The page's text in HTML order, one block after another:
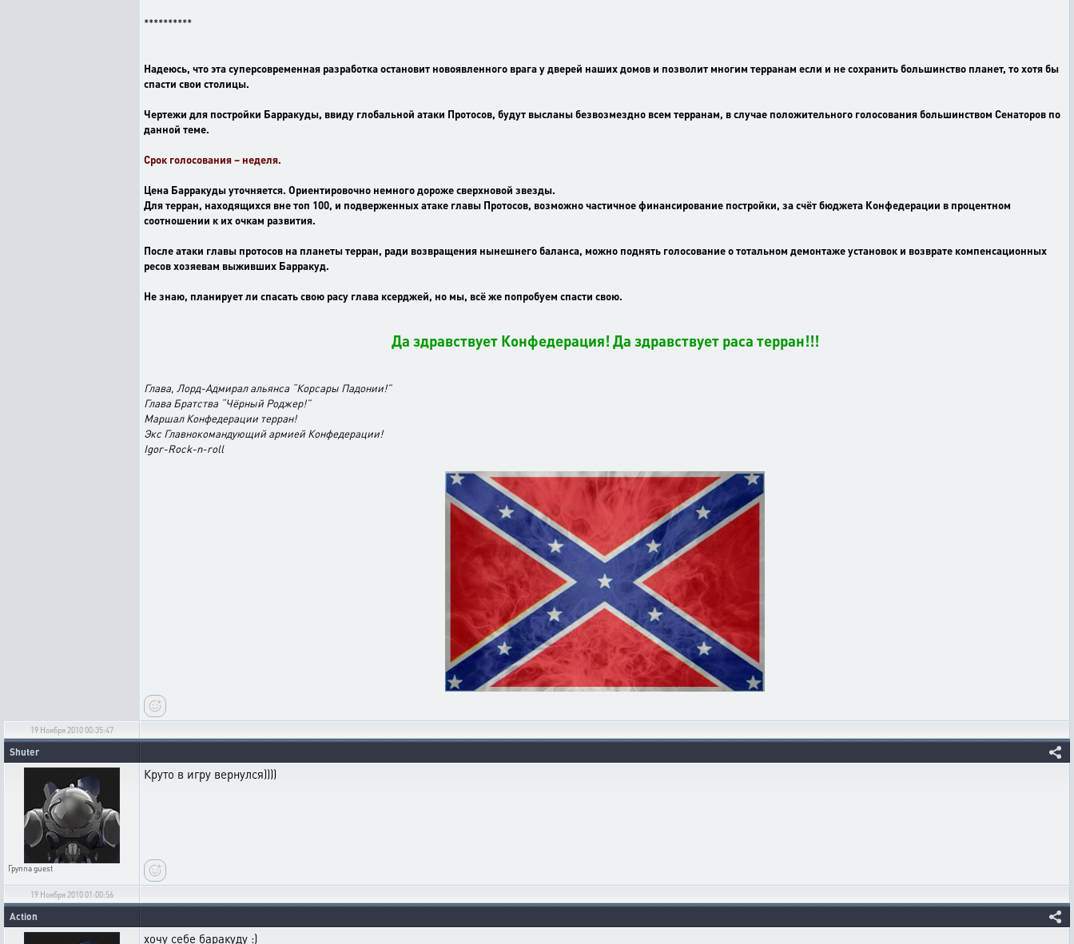
**********
Надеюсь, что эта суперсовременная разработка остановит новоявленного врага у дверей наших домов и позволит многим терранам если и не сохранить большинство планет, то хотя бы
спасти свои столицы.
Чертежи для постройки Барракуды, ввиду глобальной атаки Протосов, будут высланы безвозмездно всем терранам, в случае положительного голосования большинством Сенаторов по
данной теме.
Срок голосования – неделя.
Цена Барракуды уточняется. Ориентировочно немного дороже сверхновой звезды.
Для терран, находящихся вне топ 100, и подверженных атаке главы Протосов, возможно частичное финансирование постройки, за счёт бюджета Конфедерации в процентном
соотношении к их очкам развития.
После атаки главы протосов на планеты терран, ради возвращения нынешнего баланса, можно поднять голосование о тотальном демонтаже установок и возврате компенсационных
ресов хозяевам выживших Барракуд.
Не знаю, планирует ли спасать свою расу глава ксерджей, но мы, всё же попробуем спасти свою.
Да здравствует Конфедерация! Да здравствует раса терран!!!
Глава, Лорд-Адмирал альянса “Корсары Падонии!”
Глава Братства “Чёрный Роджер!”
Маршал Конфедерации терран!
Экс Главнокомандующий армией Конфедерации!
Igor-Rock-n-roll
19 Ноября 2010 00:35:47
Shuter
Группаguest
Круто в игру вернулся))))
19 Ноября 2010 01:00:56
Action
хочу себе баракуду :)